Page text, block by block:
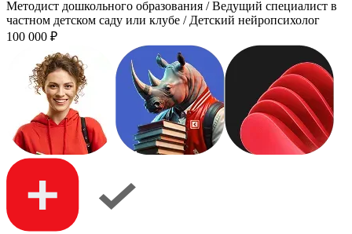
Методист дошкольного образования / Ведущий специалист в
частном детском саду или клубе / Детский нейропсихолог
100 000 ₽